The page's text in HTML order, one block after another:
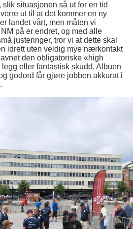
slik situasjonen så ut for en tid
ut til at det kommer en ny
landet vårt, men måten vi
på er endret, og med alle
justeringer, tror vi at dette skal
idrett uten veldig mye nærkontakt
den obligatoriske «high
eller fantastisk skudd. Albuen
godord får gjøre jobben akkurat i